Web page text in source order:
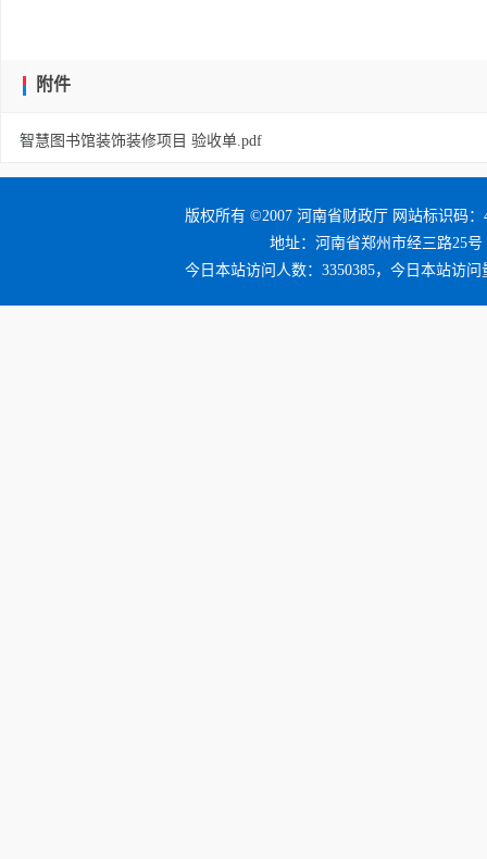
附件
智慧图书馆装饰装修项目 验收单.pdf
版权所有 ©2007 河南省财政厅 网站标识码：
地址：河南省郑州市经三路25号
今日本站访问人数：3350385，今日本站访问